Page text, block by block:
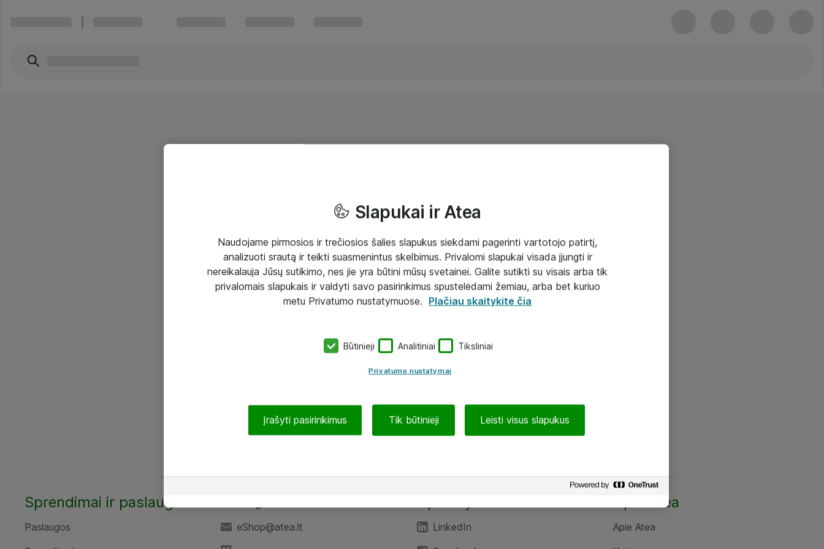
Sprendimai ir paslaugos
Paslaugos
eShop@atea.lt
LinkedIn
Apie Atea
Apie Atea
Slapukai ir Atea
Naudojame pirmosios ir trečiosios šalies slapukus siekdami pagerinti vartotojo patirtį,
analizuoti srautą ir teikti suasmenintus skelbimus. Privalomi slapukai visada įjungti ir
nereikalauja Jūsų sutikimo, nes jie yra būtini mūsų svetainei. Galite sutikti su visais arba tik
privalomais slapukais ir valdyti savo pasirinkimus spustelėdami žemiau, arba bet kuriuo
metu Privatumo nustatymuose. Plačiau skaitykite čia
Būtinieji Analitiniai Tiksliniai
Privatumo nustatymai
Įrašyti pasirinkimus Tik būtinieji Leisti visus slapukus